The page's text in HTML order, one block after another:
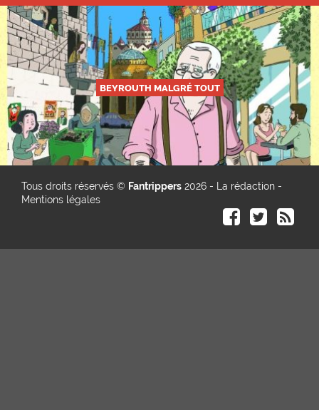
BEYROUTH MALGRÉ TOUT
Tous droits réservés © Fantrippers 2026 - La rédaction -
Mentions légales